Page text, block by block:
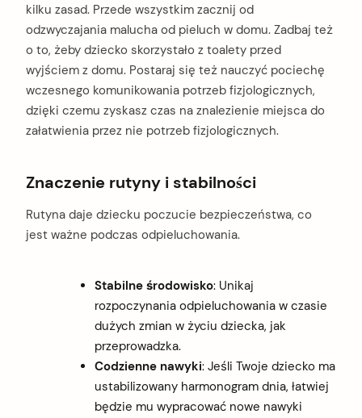
kilku zasad. Przede wszystkim zacznij od
odzwyczajania malucha od pieluch w domu. Zadbaj też
o to, żeby dziecko skorzystało z toalety przed
wyjściem z domu. Postaraj się też nauczyć pociechę
wczesnego komunikowania potrzeb fizjologicznych,
dzięki czemu zyskasz czas na znalezienie miejsca do
załatwienia przez nie potrzeb fizjologicznych.
Znaczenie rutyny i stabilności
Rutyna daje dziecku poczucie bezpieczeństwa, co
jest ważne podczas odpieluchowania.
Stabilne środowisko: Unikaj
rozpoczynania odpieluchowania w czasie
dużych zmian w życiu dziecka, jak
przeprowadzka.
Codzienne nawyki: Jeśli Twoje dziecko ma
ustabilizowany harmonogram dnia, łatwiej
będzie mu wypracować nowe nawyki